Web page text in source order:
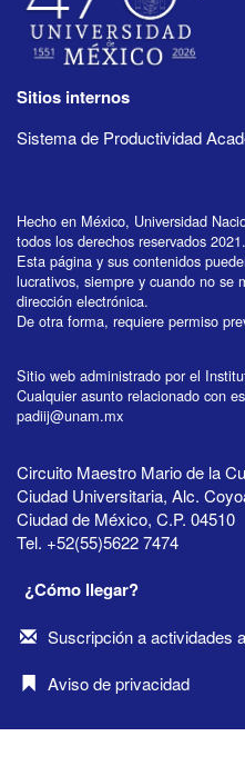
Sitios internos
Sistema de Productividad
Hecho en México, Universidad
todos los derechos reservados 2021.
Esta página y sus contenidos
lucrativos, siempre y cuando no
dirección electrónica.
De otra forma, requiere permiso
Sitio web administrado por el
Cualquier asunto relacionado con
padiij@unam.mx
Circuito Maestro Mario de la
Ciudad Universitaria, Alc.
Ciudad de México, C.P. 04510
Tel. +52(55)5622 7474
¿Cómo llegar?
Suscripción a actividades
Aviso de privacidad